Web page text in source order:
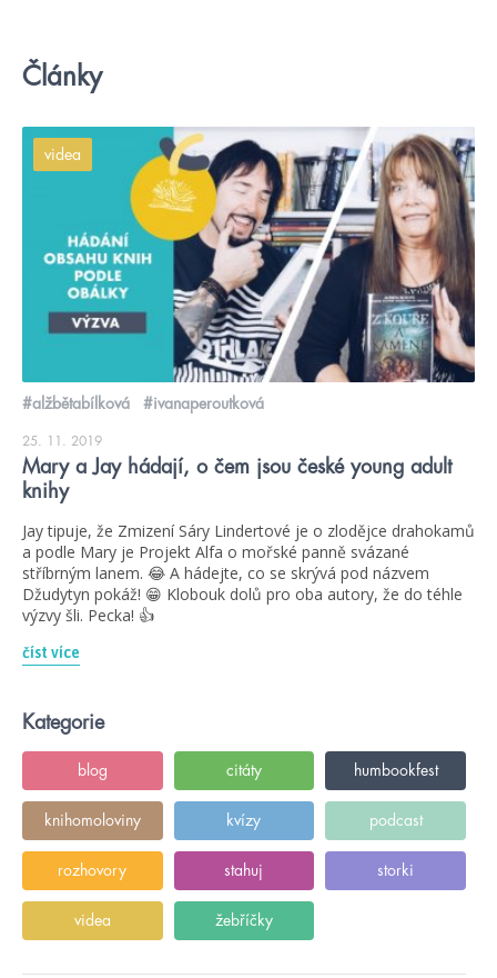
Články
videa
#alžbětabílková #ivanaperoutková
25. 11. 2019
Mary a Jay hádají, o čem jsou české young adult
knihy
Jay tipuje, že Zmizení Sáry Lindertové je o zlodějce drahokamů
a podle Mary je Projekt Alfa o mořské panně svázané
stříbrným lanem. 😂 A hádejte, co se skrývá pod názvem
Džudytyn pokáž! 😁 Klobouk dolů pro oba autory, že do téhle
výzvy šli. Pecka! 👍
číst více
Kategorie
blog citáty humbookfest
knihomoloviny kvízy podcast
rozhovory stahuj storki
videa žebříčky